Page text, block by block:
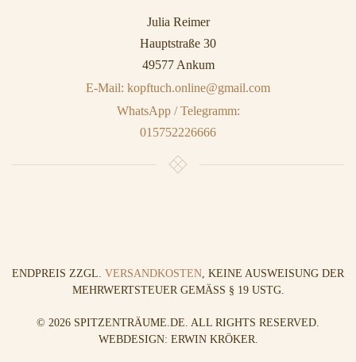
Julia Reimer
Hauptstraße 30
49577 Ankum
E-Mail: kopftuch.online@gmail.com
WhatsApp / Telegramm:
015752226666
ENDPREIS ZZGL. VERSANDKOSTEN, KEINE AUSWEISUNG DER
MEHRWERTSTEUER GEMÄSS § 19 USTG.
© 2026 SPITZENTRÄUME.DE. ALL RIGHTS RESERVED.
WEBDESIGN: ERWIN KRÖKER.